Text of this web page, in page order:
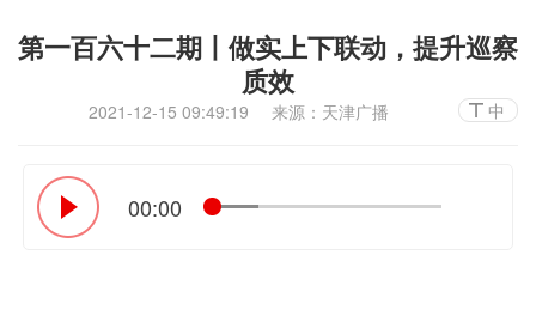
第一百六十二期丨做实上下联动，提升巡察
质效
2021-12-15 09:49:19 来源：天津广播 中
00:00